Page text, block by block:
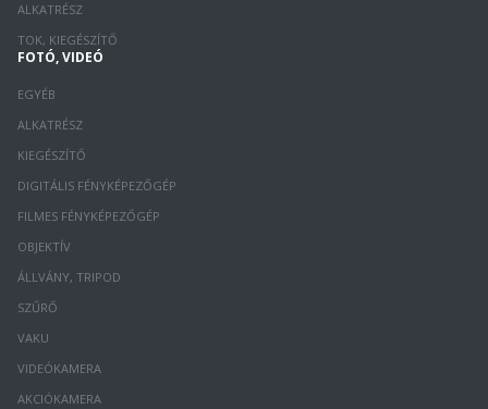
ALKATRÉSZ
TOK, KIEGÉSZÍTŐ
FOTÓ, VIDEÓ
EGYÉB
ALKATRÉSZ
KIEGÉSZÍTŐ
DIGITÁLIS FÉNYKÉPEZŐGÉP
FILMES FÉNYKÉPEZŐGÉP
OBJEKTÍV
ÁLLVÁNY, TRIPOD
SZŰRŐ
VAKU
VIDEÓKAMERA
AKCIÓKAMERA